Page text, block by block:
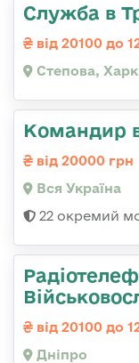
Служба в
від 20100 до
Степова,
Командир
від 20000 грн
Вся Україна
22 окремий
від 20100 до
Дніпро